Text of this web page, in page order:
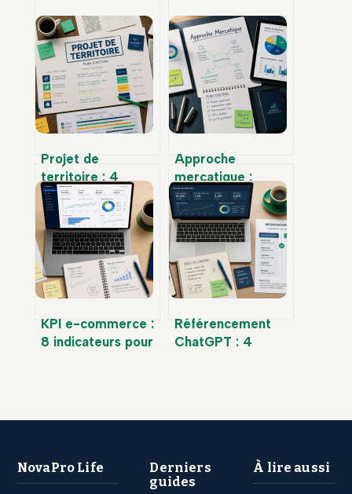
Projet de
territoire : 4
étapes pour
transformer un
diagnostic en plan
d’actions concret
Approche
mercatique :
réactive, proactive
ou médiatrice,
quelle stratégie
pour dominer
votre marché ?
KPI e-commerce :
8 indicateurs pour
Référencement
ChatGPT : 4
NovaPro Life
Derniers
guides
À lire aussi